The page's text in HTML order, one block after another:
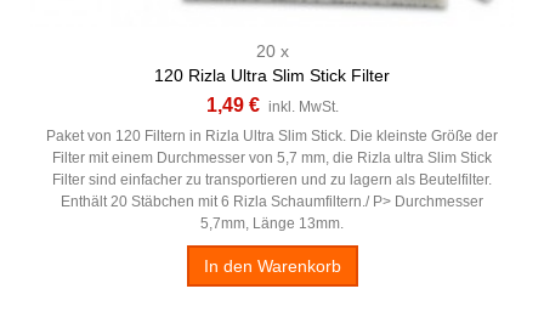
20 x
120 Rizla Ultra Slim Stick Filter
1,49 € inkl. MwSt.
Paket von 120 Filtern in Rizla Ultra Slim Stick. Die kleinste Größe der
Filter mit einem Durchmesser von 5,7 mm, die Rizla ultra Slim Stick
Filter sind einfacher zu transportieren und zu lagern als Beutelfilter.
Enthält 20 Stäbchen mit 6 Rizla Schaumfiltern./ P> Durchmesser
5,7mm, Länge 13mm.
In den Warenkorb